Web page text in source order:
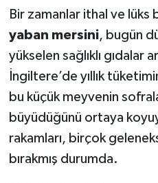
Bir zamanlar ithal ve
yaban mersini, bugün
yükselen sağlıklı gıdalar
İngiltere’de yıllık
bu küçük meyvenin
büyüdüğünü ortaya
rakamları, birçok
bırakmış durumda.
Teknoloji
Vasıta
Yaşam